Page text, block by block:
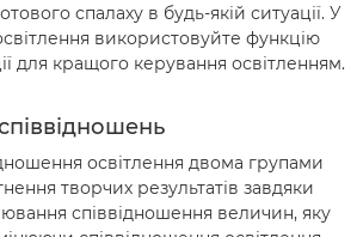
спалаху в будь-якій ситуації. У
використовуйте функцію
для кращого керування освітленням.
освітлення двома групами
творчих результатів завдяки
співвідношення величин, яку